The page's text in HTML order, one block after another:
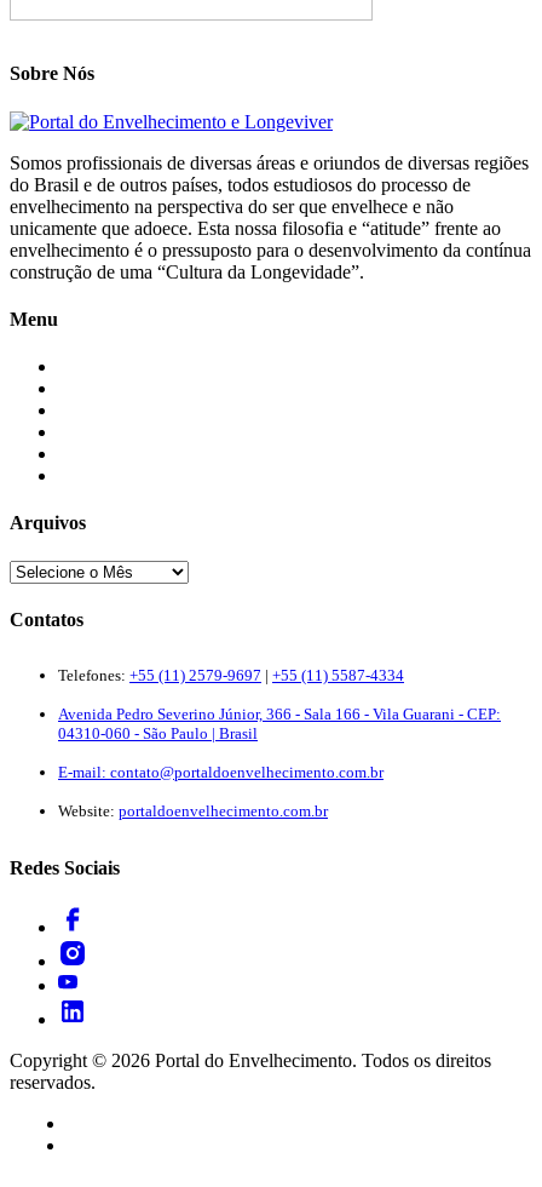
Sobre Nós
Somos profissionais de diversas áreas e oriundos de diversas regiões
do Brasil e de outros países, todos estudiosos do processo de
envelhecimento na perspectiva do ser que envelhece e não
unicamente que adoece. Esta nossa filosofia e “atitude” frente ao
envelhecimento é o pressuposto para o desenvolvimento da contínua
construção de uma “Cultura da Longevidade”.
Menu
Arquivos
Contatos
Telefones: +55 (11) 2579-9697 | +55 (11) 5587-4334
Avenida Pedro Severino Júnior, 366 - Sala 166 - Vila Guarani - CEP:
04310-060 - São Paulo | Brasil
E-mail: contato@portaldoenvelhecimento.com.br
Website: portaldoenvelhecimento.com.br
Redes Sociais
Copyright © 2026 Portal do Envelhecimento. Todos os direitos
reservados.